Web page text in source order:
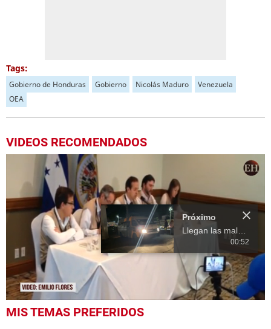
Tags:
Gobierno de Honduras Gobierno Nicolás Maduro
Venezuela
OEA
VIDEOS RECOMENDADOS
seconds
Próximo
00:52
MIS TEMAS PREFERIDOS